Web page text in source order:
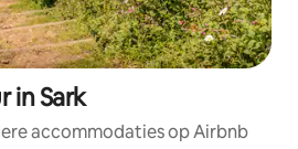
in Sark
accommodaties op Airbnb